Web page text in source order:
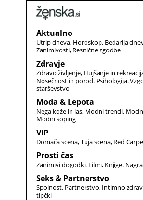
Aktualno
Utrip dneva Horoskop Bedarija
Zanimivosti Resnične zgodbe
Zdravje
Zdravo življenje Hujšanje in
Nosečnost in porod Psihologija
starševstvo
Moda & Lepota
Nega kože in las Modni trendi
Modni šoping
VIP
Domača scena Tuja scena Red
Prosti čas
Zanimivi dogodki Filmi Knjige
Seks & Partnerstvo
Spolnost Partnerstvo Intimno
tipčki